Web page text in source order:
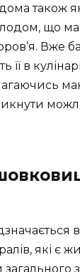
також
що
Вже
її в
які